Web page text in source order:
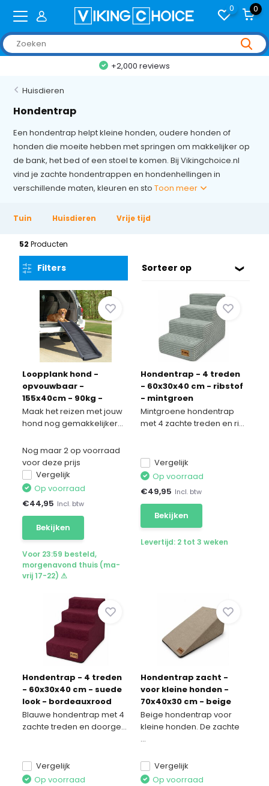
0 0
+2,000 reviews
Huisdieren
Hondentrap
Een hondentrap helpt kleine honden, oudere honden of
honden die moeite hebben met springen om makkelijker op
de bank, het bed of een stoel te komen. Bij Vikingchoice.nl
vind je zachte hondentrappen en hondenhellingen in
verschillende maten, kleuren en stoToon meer
Tuin Huisdieren Vrije tijd
52Producten
Filters Sorteer op
Loopplank hond -
opvouwbaar -
155x40cm - 90kg -
zwart
Maak het reizen met jouw
hond nog gemakkelijker...
Nog maar 2 op voorraad
voor deze prijs
Vergelijk
Op voorraad
€44,95 Incl. btw
Bekijken
Voor 23:59 besteld,
morgenavond thuis (ma-
vrij 17-22) ⚠
Hondentrap - 4 treden
- 60x30x40 cm - ribstof
- mintgroen
Mintgroene hondentrap
met 4 zachte treden en ri...
Vergelijk
Op voorraad
€49,95 Incl. btw
Bekijken
Levertijd: 2 tot 3 weken
Hondentrap - 4 treden
- 60x30x40 cm - suede
look - bordeauxrood
Blauwe hondentrap met 4
zachte treden en doorge...
Vergelijk
Op voorraad
Hondentrap zacht -
voor kleine honden -
70x40x30 cm - beige
Beige hondentrap voor
kleine honden. De zachte
...
Vergelijk
Op voorraad